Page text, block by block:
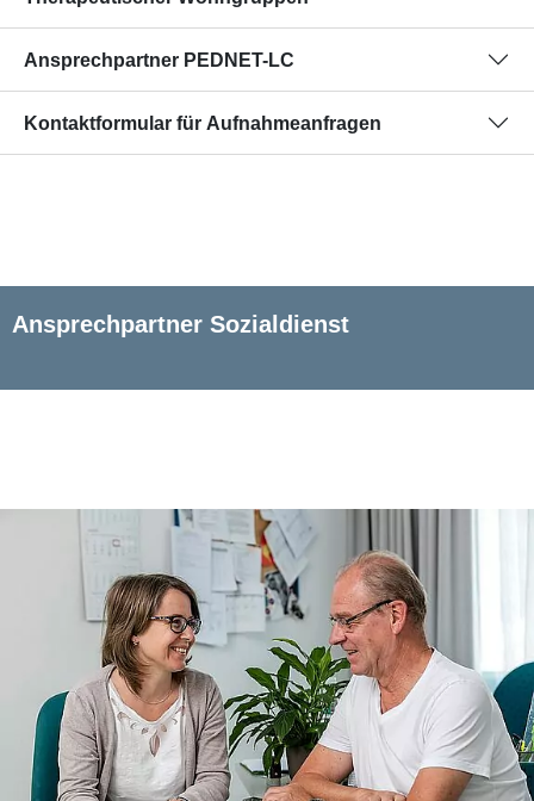
Ansprechpartner PEDNET-LC
Kontaktformular für Aufnahmeanfragen
Ansprechpartner Sozialdienst